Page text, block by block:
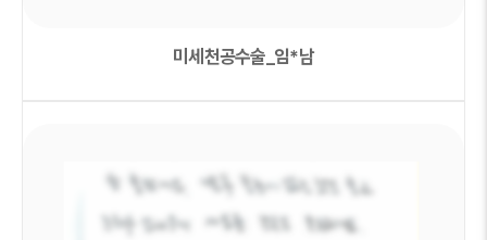
미세천공수술_임*남